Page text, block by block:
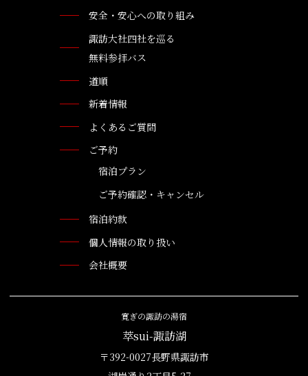
安全・安心への取り組み
諏訪大社四社を巡る
無料参拝バス
道順
新着情報
よくあるご質問
ご予約
宿泊プラン
ご予約確認・キャンセル
宿泊約款
個人情報の取り扱い
会社概要
寛ぎの諏訪の湯宿
萃sui-諏訪湖
〒392-0027長野県諏訪市